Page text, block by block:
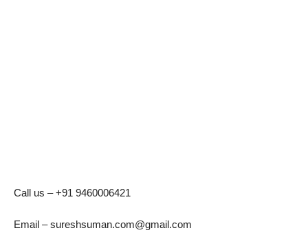
Call us – +91 9460006421
Email – sureshsuman.com@gmail.com